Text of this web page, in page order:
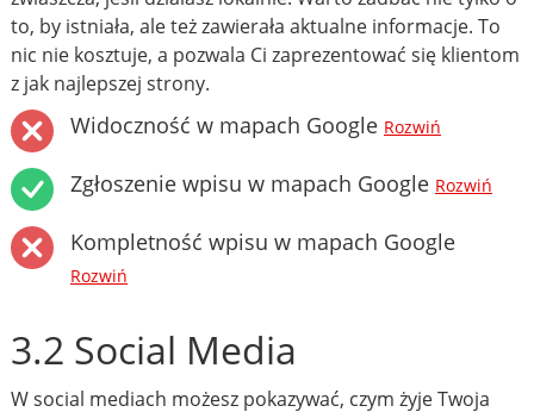
to, by istniała, ale też zawierała aktualne informacje. To
nic nie kosztuje, a pozwala Ci zaprezentować się klientom
z jak najlepszej strony.
Widoczność w mapach Google Rozwiń
Zgłoszenie wpisu w mapach Google Rozwiń
Kompletność wpisu w mapach Google
Rozwiń
3.2 Social Media
W social mediach możesz pokazywać, czym żyje Twoja